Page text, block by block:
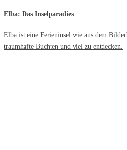
Elba: Das Inselparadies
Elba ist eine Ferieninsel wie aus dem
traumhafte Buchten und viel zu entdecken.